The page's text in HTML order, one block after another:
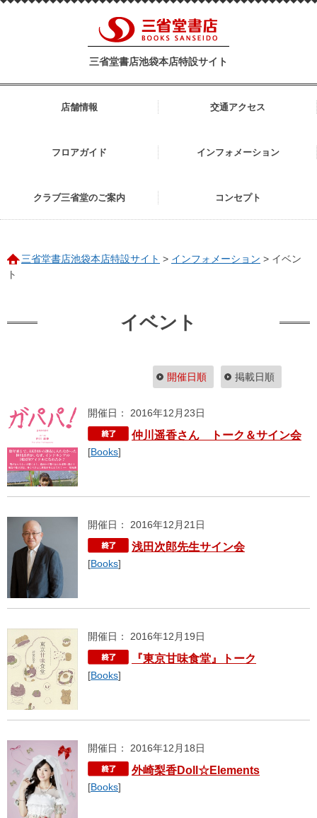
三省堂書店池袋本店特設サイト
店舗情報 交通アクセス
フロアガイド インフォメーション
クラブ三省堂のご案内 コンセプト
三省堂書店池袋本店特設サイト > インフォメーション > イベン
ト
イベント
掲載日順
開催日順
開催日： 2016年12月23日
仲川遥香さん トーク＆サイン会
[Books]
開催日： 2016年12月21日
浅田次郎先生サイン会
[Books]
開催日： 2016年12月19日
『東京甘味食堂』トーク
[Books]
開催日： 2016年12月18日
外崎梨香Doll☆Elements
[Books]